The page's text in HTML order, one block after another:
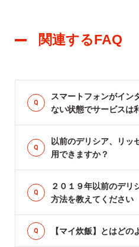
関連するFAQ
スマートフォンがイン
ない状態でサービスは
以前のデリシア、リッ
用できますか？
２０１９年以前のデリ
方法を教えてください
【マイ炊飯】とはどの